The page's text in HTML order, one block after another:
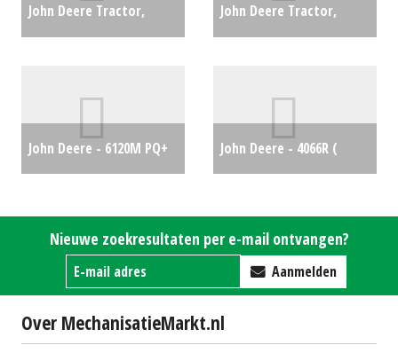
John Deere Tractor,
John Deere Tractor,
John Deere - 6120M PQ+
John Deere - 4066R (
Nieuwe zoekresultaten per e-mail ontvangen?
Aanmelden
Over MechanisatieMarkt.nl